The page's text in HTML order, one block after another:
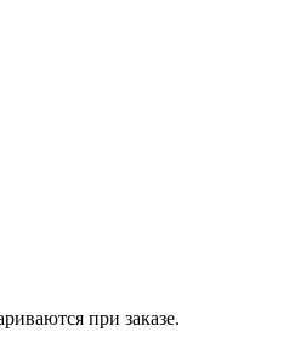
при заказе.